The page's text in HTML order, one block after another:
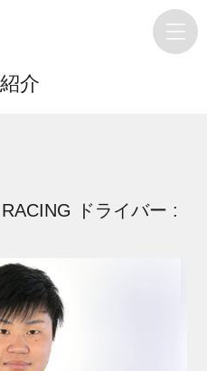
介
ドライバー :